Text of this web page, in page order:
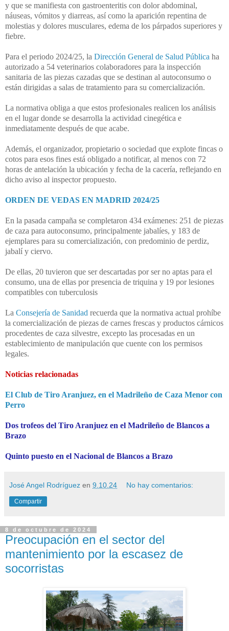
y que se manifiesta con gastroenteritis con dolor abdominal,
náuseas, vómitos y diarreas, así como la aparición repentina de
molestias y dolores musculares, edema de los párpados superiores y
fiebre.
Para el periodo 2024/25, la Dirección General de Salud Pública ha
autorizado a 54 veterinarios colaboradores para la inspección
sanitaria de las piezas cazadas que se destinan al autoconsumo o
están dirigidas a salas de tratamiento para su comercialización.
La normativa obliga a que estos profesionales realicen los análisis
en el lugar donde se desarrolla la actividad cinegética e
inmediatamente después de que acabe.
Además, el organizador, propietario o sociedad que explote fincas o
cotos para esos fines está obligado a notificar, al menos con 72
horas de antelación la ubicación y fecha de la cacería, reflejando en
dicho aviso al inspector propuesto.
ORDEN DE VEDAS EN MADRID 2024/25
En la pasada campaña se completaron 434 exámenes: 251 de piezas
de caza para autoconsumo, principalmente jabalíes, y 183 de
ejemplares para su comercialización, con predominio de perdiz,
jabalí y ciervo.
De ellas, 20 tuvieron que ser descartadas por ser no aptas para el
consumo, una de ellas por presencia de triquina y 19 por lesiones
compatibles con tuberculosis
La Consejería de Sanidad recuerda que la normativa actual prohíbe
la comercialización de piezas de carnes frescas y productos cárnicos
procedentes de caza silvestre, excepto las procesadas en un
establecimiento de manipulación que cuente con los permisos
legales.
Noticias relacionadas
El Club de Tiro Aranjuez, en el Madrileño de Caza Menor con
Perro
Dos trofeos del Tiro Aranjuez en el Madrileño de Blancos a
Brazo
Quinto puesto en el Nacional de Blancos a Brazo
José Angel Rodríguez en 9.10.24 No hay comentarios:
Compartir
8 de octubre de 2024
Preocupación en el sector del
mantenimiento por la escasez de
socorristas